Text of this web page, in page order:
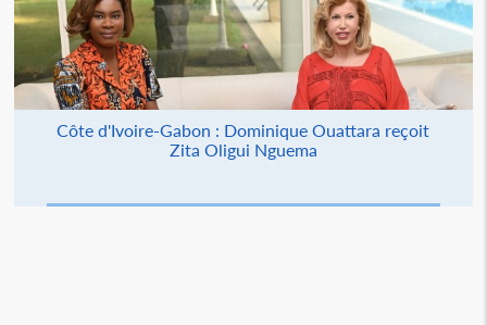
Côte d'Ivoire-Gabon : Dominique Ouattara reçoit
Zita Oligui Nguema